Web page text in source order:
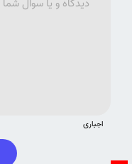
اجباری